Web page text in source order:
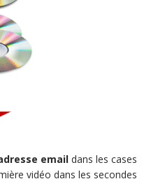
email dans les cases
vidéo dans les secondes